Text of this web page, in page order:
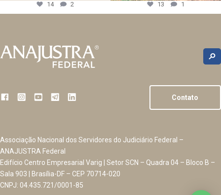
14 2 13 1
Contato
Associação Nacional dos Servidores do Judiciário Federal –
ANAJUSTRA Federal
Edifício Centro Empresarial Varig | Setor SCN – Quadra 04 – Bloco B –
Sala 903 | Brasília-DF – CEP 70714-020
CNPJ: 04.435.721/0001-85